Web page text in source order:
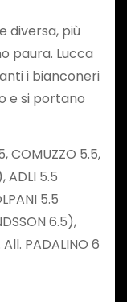
diversa, più
paura. Lucca
i bianconeri
e si portano
COMUZZO 5.5,
ADLI 5.5
5.5
6.5),
PADALINO 6